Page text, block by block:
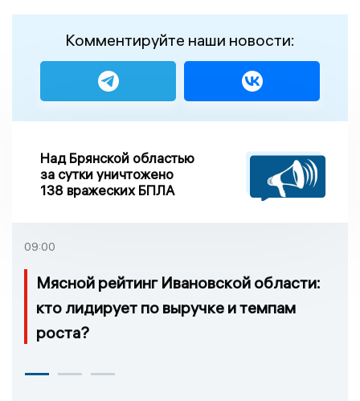
Комментируйте наши новости:
Над Брянской областью
за сутки уничтожено
138 вражеских БПЛА
09:00
Мясной рейтинг Ивановской области:
кто лидирует по выручке и темпам
роста?